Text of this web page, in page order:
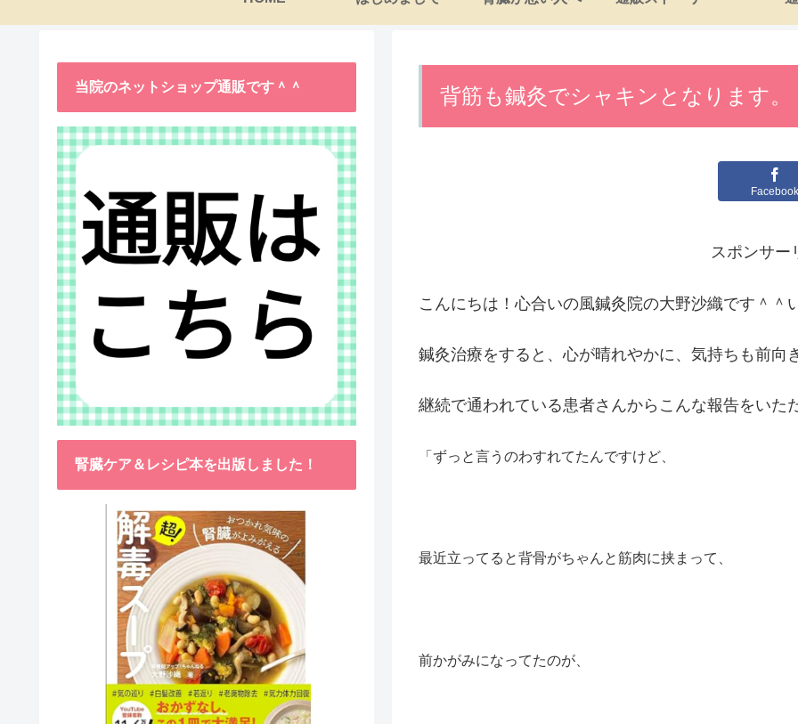
背筋も鍼灸でシャキンとなります。
Facebook
スポンサー
こんにちは！心合いの風鍼灸院の大野沙織です＾＾
鍼灸治療をすると、心が晴れやかに、気持ちも前向
継続で通われている患者さんからこんな報告をいた
「ずっと言うのわすれてたんですけど、
最近立ってると背骨がちゃんと筋肉に挟まって、
前かがみになってたのが、
当院のネットショップ通販です＾＾
腎臓ケア＆レシピ本を出版しました！